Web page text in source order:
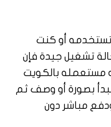
تستخدمه أو كنت
تشغيل جيدة فإن
مستعمله بالكويت
بصورة أو وصف ثم
مباشر دون